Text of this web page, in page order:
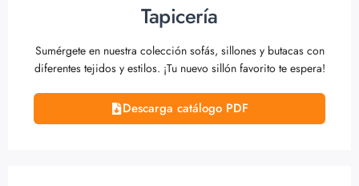
Tapicería
Sumérgete en nuestra colección sofás, sillones y butacas con
diferentes tejidos y estilos. ¡Tu nuevo sillón favorito te espera!
Descarga catálogo PDF